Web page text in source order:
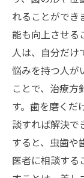
れることができ
能も向上させる
人は、自分だけ
悩みを持つ人が
ことで、治療方
す。歯を磨くだ
談すれば解決で
すると、虫歯や
医者に相談する